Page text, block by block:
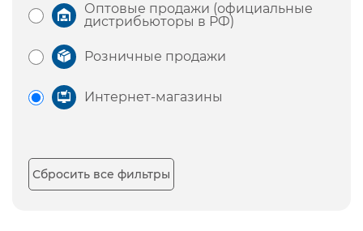
Оптовые продажи (официальные
дистрибьюторы в РФ)
Розничные продажи
Интернет-магазины
Сбросить все фильтры